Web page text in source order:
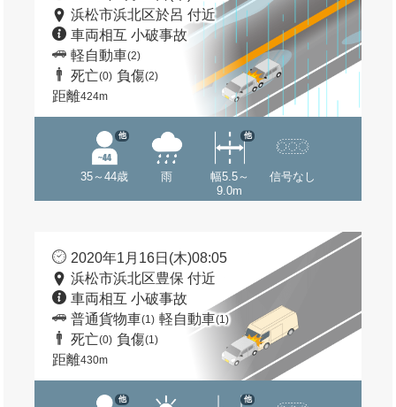
浜松市浜北区於呂 付近
車両相互 小破事故
軽自動車(2)
死亡(0) 負傷(2)
距離424m
35～44歳
他
雨
幅5.5～
9.0m
他
信号なし
2020年1月16日(木)08:05
浜松市浜北区豊保 付近
車両相互 小破事故
普通貨物車(1) 軽自動車(1)
死亡(0) 負傷(1)
距離430m
他 他